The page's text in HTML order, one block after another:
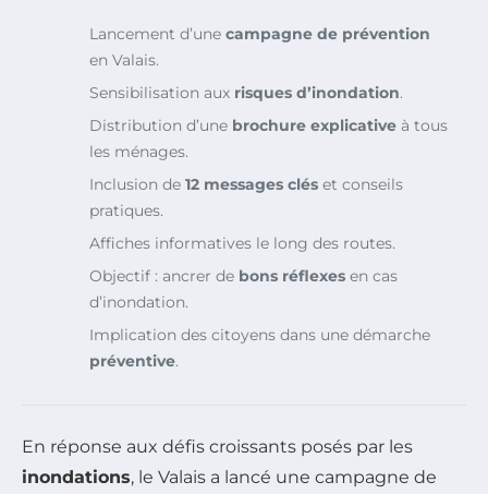
Lancement d’une campagne de prévention
en Valais.
Sensibilisation aux risques d’inondation.
Distribution d’une brochure explicative à tous
les ménages.
Inclusion de 12 messages clés et conseils
pratiques.
Affiches informatives le long des routes.
Objectif : ancrer de bons réflexes en cas
d’inondation.
Implication des citoyens dans une démarche
préventive.
En réponse aux défis croissants posés par les
inondations, le Valais a lancé une campagne de